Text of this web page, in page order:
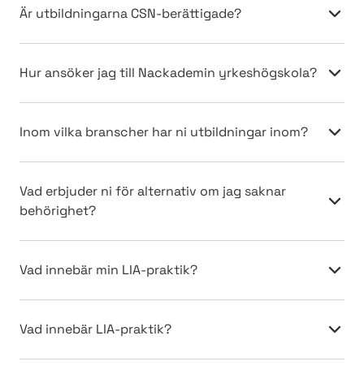
Är utbildningarna CSN-berättigade?
Hur ansöker jag till Nackademin yrkeshögskola?
Inom vilka branscher har ni utbildningar inom?
Vad erbjuder ni för alternativ om jag saknar
behörighet?
Vad innebär min LIA-praktik?
Vad innebär LIA-praktik?